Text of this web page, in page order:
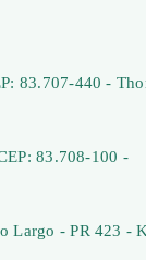
83.707-440 -
83.708-100 -
Largo - PR 423 -